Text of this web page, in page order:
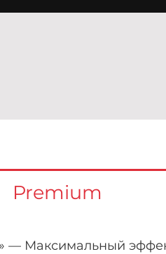
Premium
— Максимальный
— популярный вариант
— начальный вариант